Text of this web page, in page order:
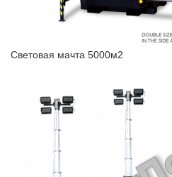
Световая мачта 5000м2